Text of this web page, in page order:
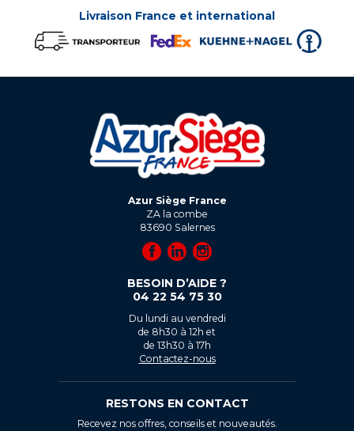
Livraison France et international
Azur Siège France
ZA la combe
83690 Salernes
BESOIN D’AIDE ?
04 22 54 75 30
Du lundi au vendredi
de 8h30 à 12h et
de 13h30 à 17h
Contactez-nous
RESTONS EN CONTACT
Recevez nos offres, conseils et nouveautés.